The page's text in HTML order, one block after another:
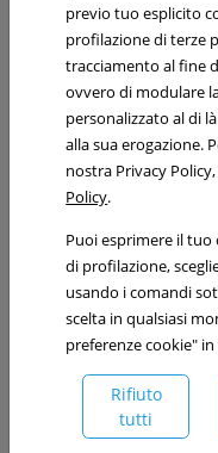
Professionisti
Attività
Imprese
Privati
Pro bono
Archivio imprese
Archivio eventi
Iscriviti alla
Podcast
Contatti
Sedi
Segreteria
Recruiting
previo tuo esplicito
profilazione di terze
tracciamento al fine
ovvero di modulare
personalizzato al di
alla sua erogazione.
nostra Privacy
Policy.
Puoi esprimere il
di profilazione,
usando i comandi
scelta in qualsiasi
preferenze cookie"
Rifiuto
tutti